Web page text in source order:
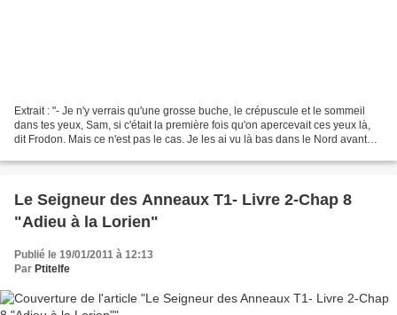
Extrait : "- Je n'y verrais qu'une grosse buche, le crépuscule et le sommeil
dans tes yeux, Sam, si c'était la première fois qu'on apercevait ces yeux là,
dit Frodon. Mais ce n'est pas le cas. Je les ai vu là bas dans le Nord avant
Le Seigneur des Anneaux T1- Livre 2-Chap 8
"Adieu à la Lorien"
Publié le 19/01/2011 à 12:13
Par Ptitelfe